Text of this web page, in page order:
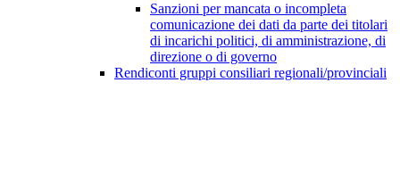
Sanzioni per mancata o incompleta
comunicazione dei dati da parte dei titolari
di incarichi politici, di amministrazione, di
direzione o di governo
Rendiconti gruppi consiliari regionali/provinciali